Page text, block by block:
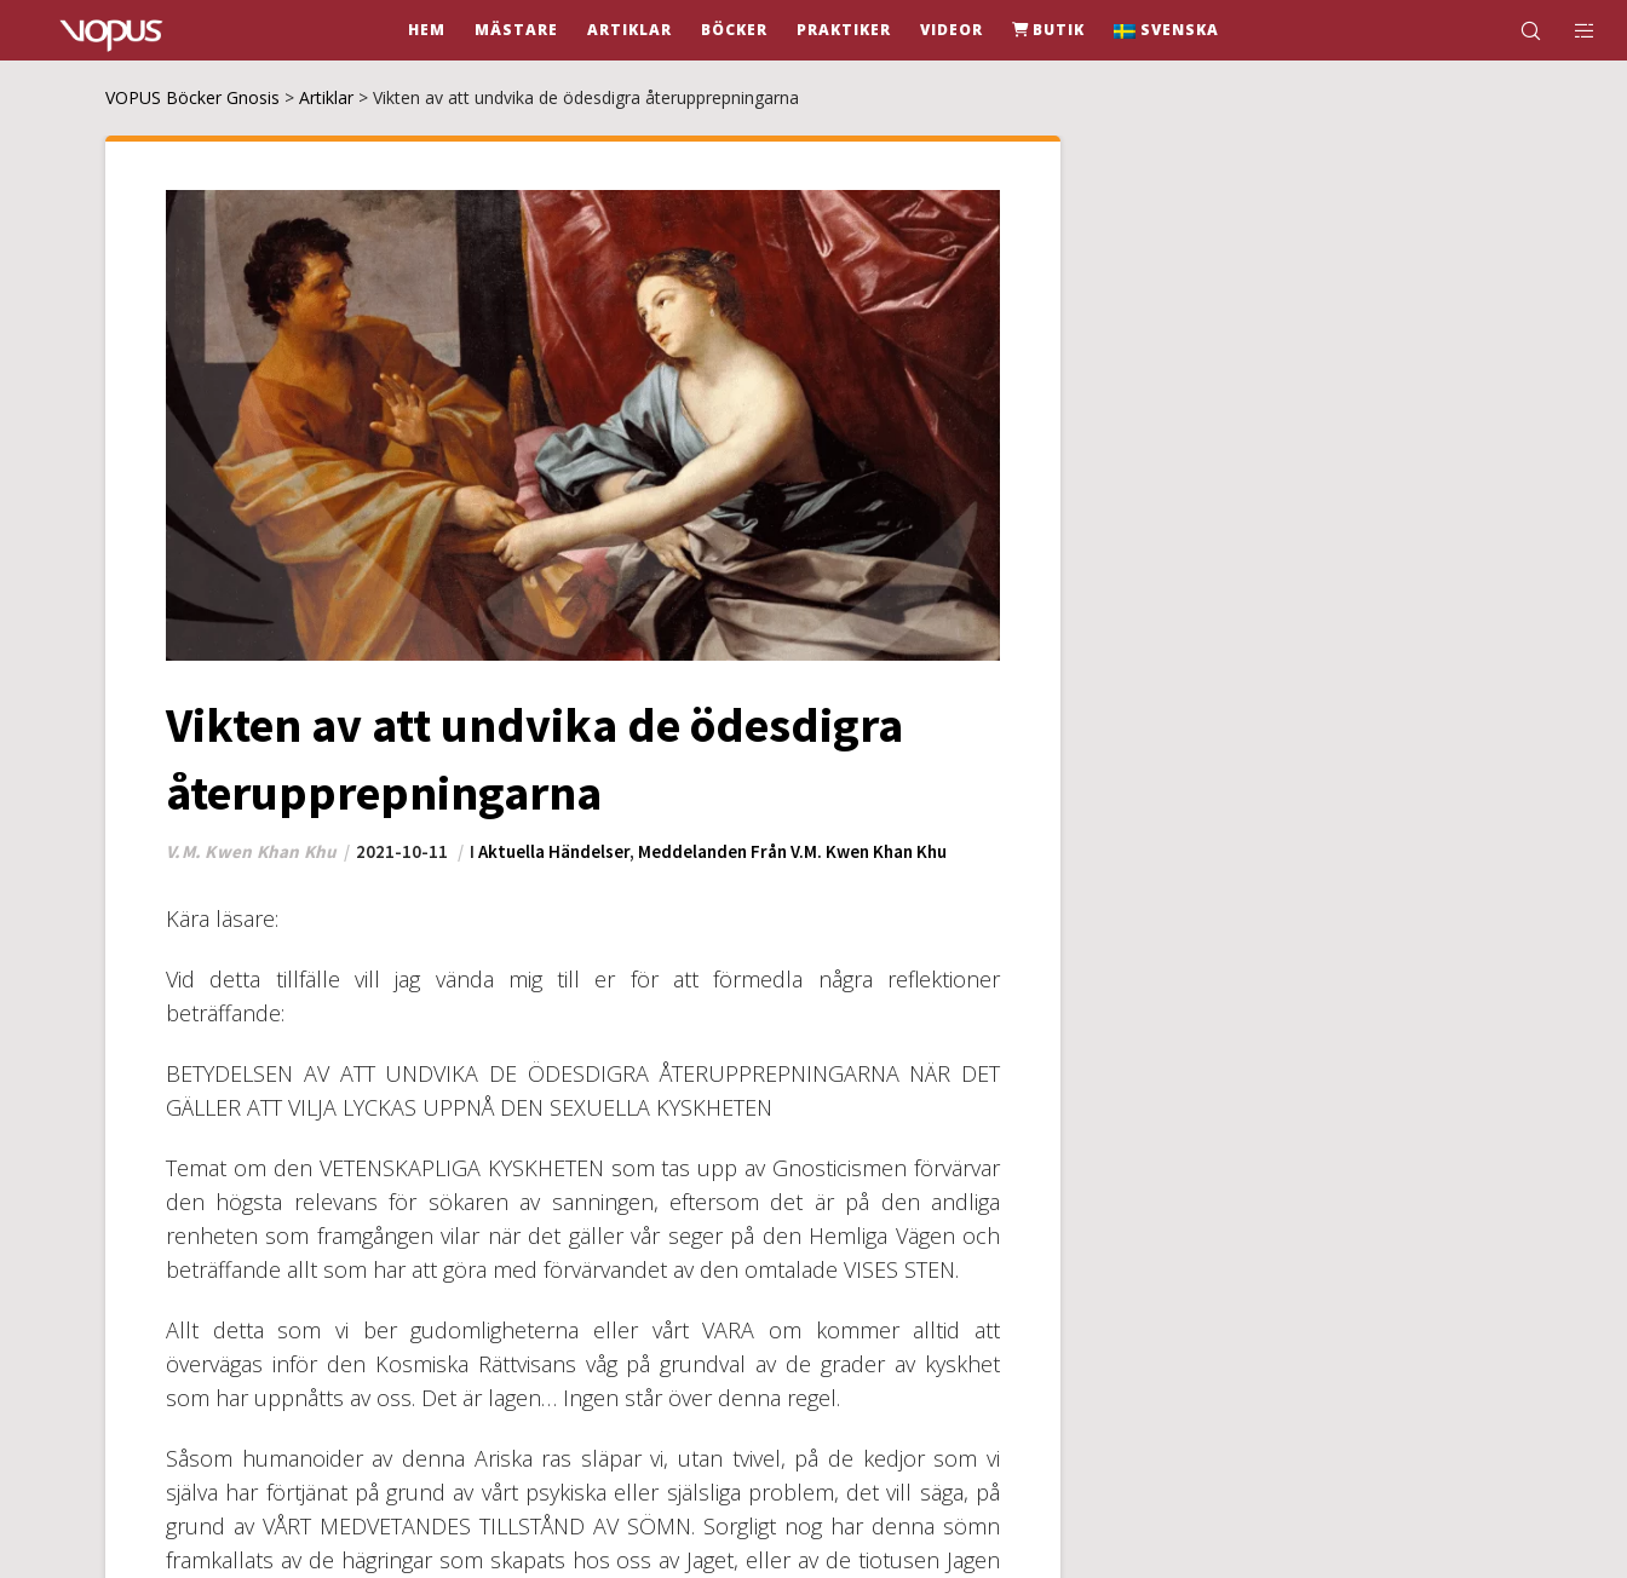
HEM MÄSTARE ARTIKLAR BÖCKER PRAKTIKER VIDEOR BUTIK SVENSKA
VOPUS Böcker Gnosis > Artiklar > Vikten av att undvika de ödesdigra återupprepningarna
Vikten av att undvika de ödesdigra
återupprepningarna
V.M. Kwen Khan Khu 2021-10-11 I Aktuella Händelser, Meddelanden Från V.M. Kwen Khan Khu
Kära läsare:
Vid detta tillfälle vill jag vända mig till er för att förmedla några reflektioner
beträffande:
BETYDELSEN AV ATT UNDVIKA DE ÖDESDIGRA ÅTERUPPREPNINGARNA NÄR DET
GÄLLER ATT VILJA LYCKAS UPPNÅ DEN SEXUELLA KYSKHETEN
Temat om den VETENSKAPLIGA KYSKHETEN som tas upp av Gnosticismen förvärvar
den högsta relevans för sökaren av sanningen, eftersom det är på den andliga
renheten som framgången vilar när det gäller vår seger på den Hemliga Vägen och
beträffande allt som har att göra med förvärvandet av den omtalade VISES STEN.
Allt detta som vi ber gudomligheterna eller vårt VARA om kommer alltid att
övervägas inför den Kosmiska Rättvisans våg på grundval av de grader av kyskhet
som har uppnåtts av oss. Det är lagen… Ingen står över denna regel.
Såsom humanoider av denna Ariska ras släpar vi, utan tvivel, på de kedjor som vi
själva har förtjänat på grund av vårt psykiska eller själsliga problem, det vill säga, på
grund av VÅRT MEDVETANDES TILLSTÅND AV SÖMN. Sorgligt nog har denna sömn
framkallats av de hägringar som skapats hos oss av Jaget, eller av de tiotusen Jagen